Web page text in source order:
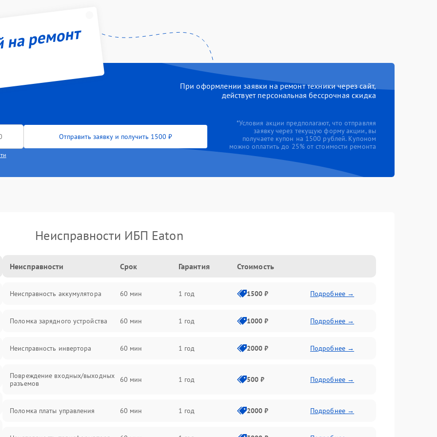
ремонт
При оформлении заявки на ремонт техники через сайт,
действует персональная бессрочная скидка
Отправить заявку и получить 1500 ₽
*Условия акции предполагают, что отправляя
заявку через текущую форму акции, вы
получаете купон на 1500 рублей. Купоном
можно оплатить до 25% от стоимости ремонта
Неисправности ИБП Eaton
Неисправности Срок Гарантия Стоимость
Неисправность аккумулятора 60 мин 1 год 1500 ₽ Подробнее →
Поломка зарядного устройства 60 мин 1 год 1000 ₽ Подробнее →
Неисправность инвертора 60 мин 1 год 2000 ₽ Подробнее →
Повреждение входных/выходных
разъемов
60 мин 1 год 500 ₽ Подробнее →
Поломка платы управления 60 мин 1 год 2000 ₽ Подробнее →